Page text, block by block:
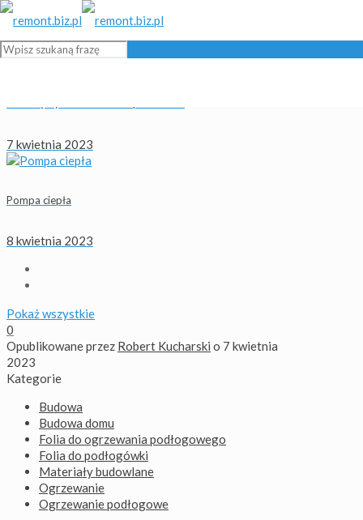
7 kwietnia 2023
Pompa ciepła
8 kwietnia 2023
Pokaż wszystkie
0
Opublikowane przez Robert Kucharski o 7 kwietnia
2023
Kategorie
Budowa
Budowa domu
Folia do ogrzewania podłogowego
Folia do podłogówki
Materiały budowlane
Ogrzewanie
Ogrzewanie podłogowe